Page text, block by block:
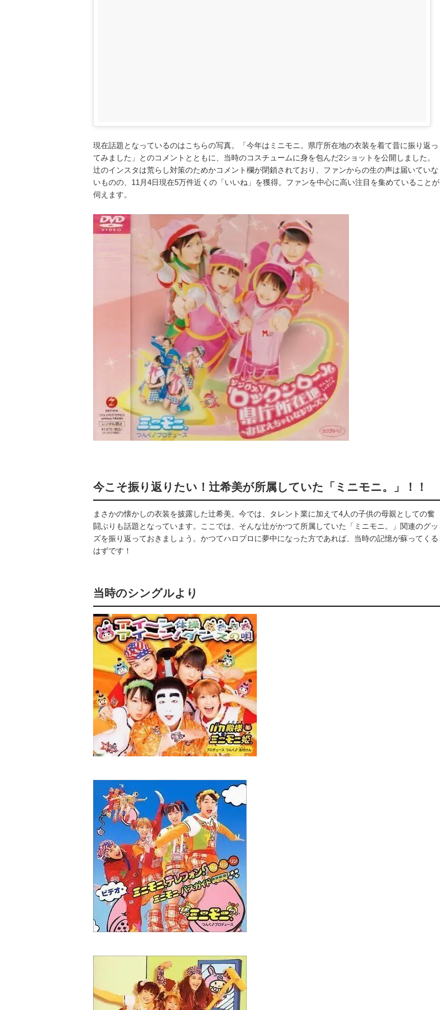
現在話題となっているのはこちらの写真。「今年はミニモニ。県庁所在地の衣装を着て昔に振り返っ
てみました」とのコメントとともに、当時のコスチュームに身を包んだ2ショットを公開しました。
辻のインスタは荒らし対策のためかコメント欄が閉鎖されており、ファンからの生の声は届いていな
いものの、11月4日現在5万件近くの「いいね」を獲得。ファンを中心に高い注目を集めていることが
伺えます。
今こそ振り返りたい！辻希美が所属していた「ミニモニ。」！！
まさかの懐かしの衣装を披露した辻希美。今では、タレント業に加えて4人の子供の母親としての奮
闘ぶりも話題となっています。ここでは、そんな辻がかつて所属していた「ミニモニ。」関連のグッ
ズを振り返っておきましょう。かつてハロプロに夢中になった方であれば、当時の記憶が蘇ってくる
はずです！
当時のシングルより